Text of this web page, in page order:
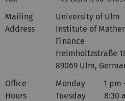
Mailing
Address
University of Ulm
Institute of
Helmholtzstraße
89069 Ulm,
Office
Hours
Monday 1 pm
Tuesday 8:30